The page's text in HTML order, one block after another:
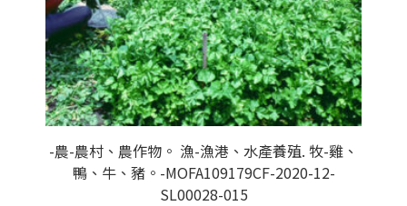
-農-農村、農作物。 漁-漁港、水產養殖. 牧-雞、
鴨、牛、豬。-MOFA109179CF-2020-12-
SL00028-015